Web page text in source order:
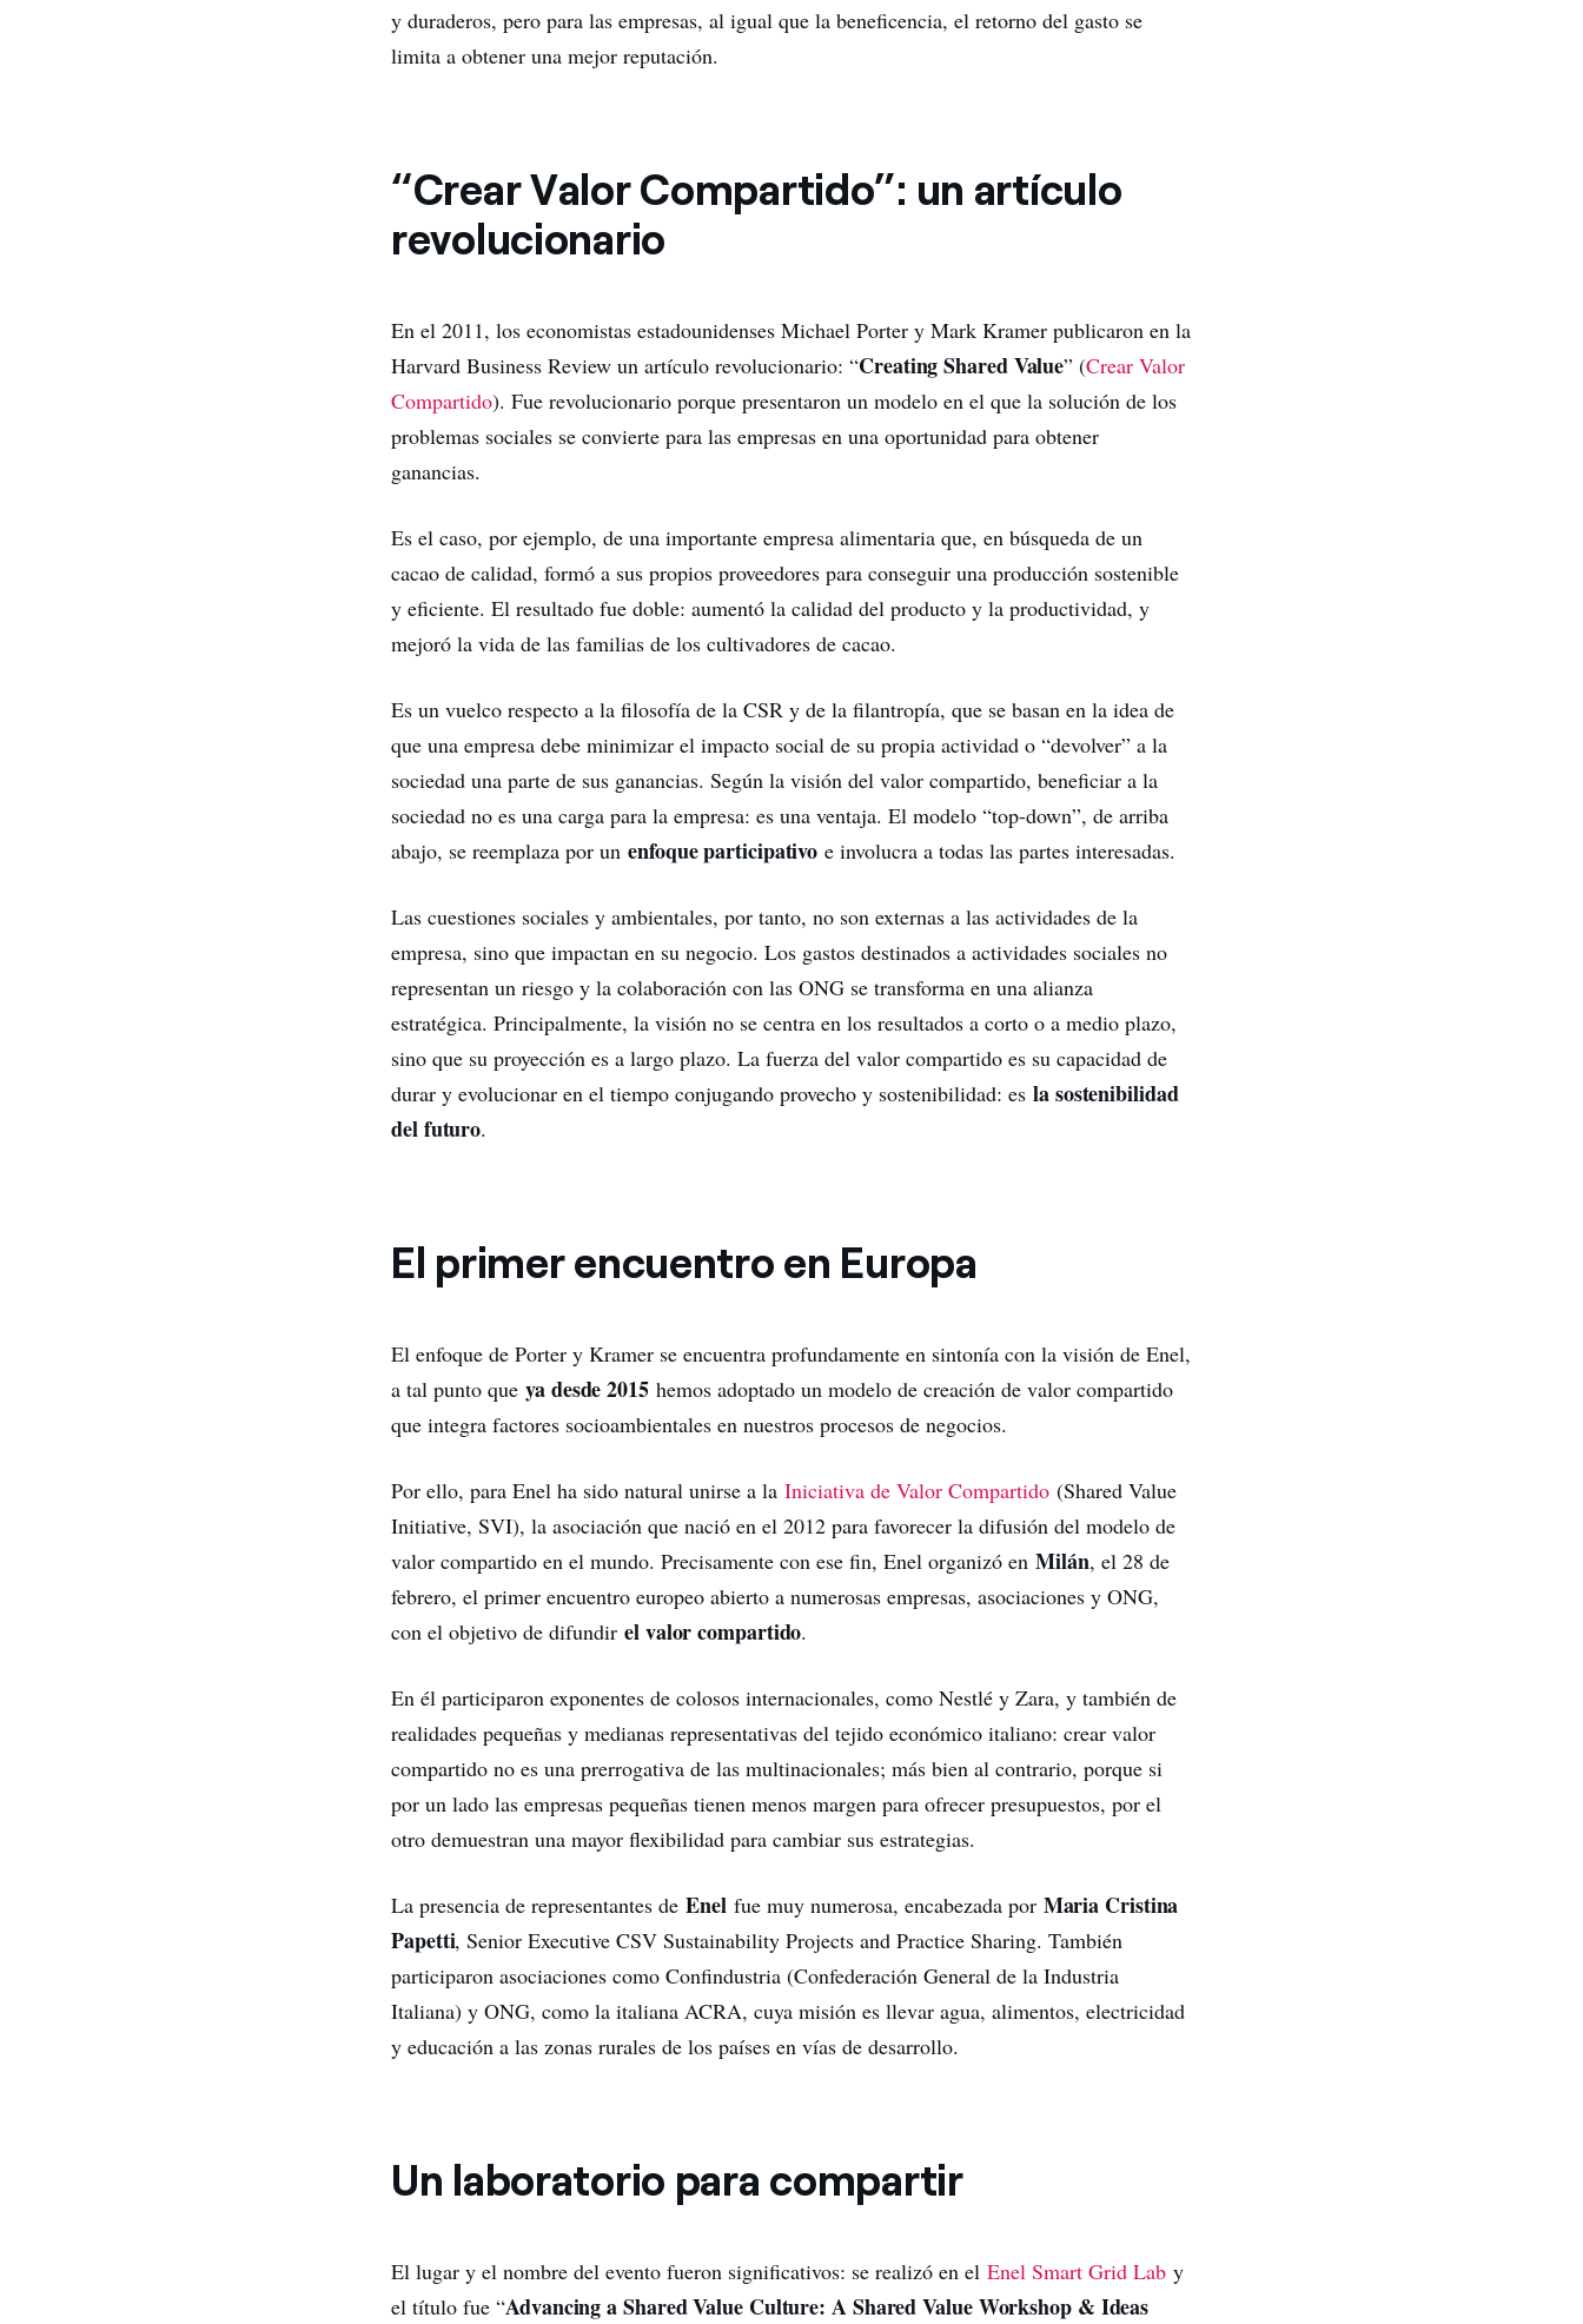
y duraderos, pero para las empresas, al igual que la beneficencia, el retorno del gasto se
limita a obtener una mejor reputación.
“Crear Valor Compartido”: un artículo
revolucionario
En el 2011, los economistas estadounidenses Michael Porter y Mark Kramer publicaron en la
Harvard Business Review un artículo revolucionario: “Creating Shared Value” (Crear Valor
Compartido). Fue revolucionario porque presentaron un modelo en el que la solución de los
problemas sociales se convierte para las empresas en una oportunidad para obtener
ganancias.
Es el caso, por ejemplo, de una importante empresa alimentaria que, en búsqueda de un
cacao de calidad, formó a sus propios proveedores para conseguir una producción sostenible
y eficiente. El resultado fue doble: aumentó la calidad del producto y la productividad, y
mejoró la vida de las familias de los cultivadores de cacao.
Es un vuelco respecto a la filosofía de la CSR y de la filantropía, que se basan en la idea de
que una empresa debe minimizar el impacto social de su propia actividad o “devolver” a la
sociedad una parte de sus ganancias. Según la visión del valor compartido, beneficiar a la
sociedad no es una carga para la empresa: es una ventaja. El modelo “top-down”, de arriba
abajo, se reemplaza por unenfoque participativo e involucra a todas las partes interesadas.
Las cuestiones sociales y ambientales, por tanto, no son externas a las actividades de la
empresa, sino que impactan en su negocio. Los gastos destinados a actividades sociales no
representan un riesgo y la colaboración con las ONG se transforma en una alianza
estratégica. Principalmente, la visión no se centra en los resultados a corto o a medio plazo,
sino que su proyección es a largo plazo. La fuerza del valor compartido es su capacidad de
durar y evolucionar en el tiempo conjugando provecho y sostenibilidad: esla sostenibilidad
del futuro.
El primer encuentro en Europa
El enfoque de Porter y Kramer se encuentra profundamente en sintonía con la visión de Enel,
a tal punto queya desde 2015hemos adoptado un modelo de creación de valor compartido
que integra factores socioambientales en nuestros procesos de negocios.
Por ello, para Enel ha sido natural unirse a laIniciativa de Valor Compartido (Shared Value
Initiative, SVI), la asociación que nació en el 2012 para favorecer la difusión del modelo de
valor compartido en el mundo. Precisamente con ese fin, Enel organizó enMilán, el 28 de
febrero, el primer encuentro europeo abierto a numerosas empresas, asociaciones y ONG,
con el objetivo de difundirel valor compartido.
En él participaron exponentes de colosos internacionales, como Nestlé y Zara, y también de
realidades pequeñas y medianas representativas del tejido económico italiano: crear valor
compartido no es una prerrogativa de las multinacionales; más bien al contrario, porque si
por un lado las empresas pequeñas tienen menos margen para ofrecer presupuestos, por el
otro demuestran una mayor flexibilidad para cambiar sus estrategias.
La presencia de representantes deEnel fue muy numerosa, encabezada por Maria Cristina
Papetti, Senior Executive CSV Sustainability Projects and Practice Sharing. También
participaron asociaciones como Confindustria (Confederación General de la Industria
Italiana) y ONG, como la italiana ACRA, cuya misión es llevar agua, alimentos, electricidad
y educación a las zonas rurales de los países en vías de desarrollo.
Un laboratorio para compartir
El lugar y el nombre del evento fueron significativos: se realizó en elEnel Smart Grid Lab y
el título fue “Advancing a Shared Value Culture: A Shared Value Workshop & Ideas